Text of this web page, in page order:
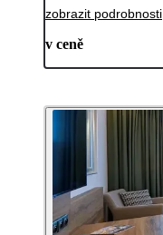
zobrazit podrobnosti
v ceně